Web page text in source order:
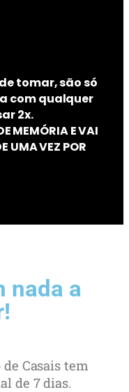
tomar, são só
com qualquer
2x.
MEMÓRIA E VAI
UMA VEZ POR
nada a
de Casais tem
de 7 dias.